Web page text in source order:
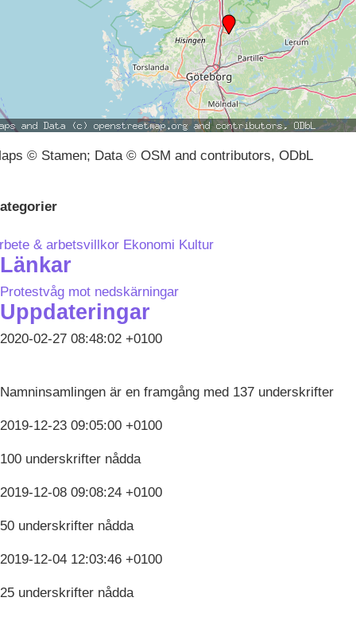
© Stamen; Data © OSM and contributors, ODbL
& arbetsvillkor Ekonomi Kultur
Länkar
Protestvåg mot nedskärningar
Uppdateringar
2020-02-27 08:48:02 +0100
Namninsamlingen är en framgång med 137 underskrifter
2019-12-23 09:05:00 +0100
100 underskrifter nådda
2019-12-08 09:08:24 +0100
50 underskrifter nådda
2019-12-04 12:03:46 +0100
25 underskrifter nådda